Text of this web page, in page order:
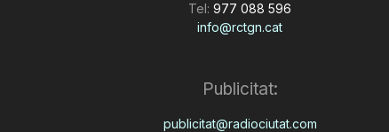
Tel: 977 088 596
info@rctgn.cat
Publicitat:
publicitat@radiociutat.com